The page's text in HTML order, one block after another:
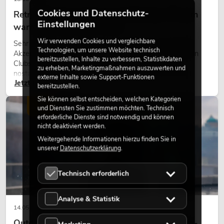
Retro-Licht im modernen Lichtdesign: Warum
warmes Licht wieder wirkt
Sehr warmes Licht, sichtbare Leuchtflächen und farbige
Akzente prägen viele aktuelle Lichtdesigns auf Bühnen, in
Clubs und bei Events. Retro-Licht ist dabei kein rein
nostalgischer Effekt, sondern ein bewusst eingesetztes
Gestaltungsmittel: Es schafft Atmosphäre, gibt Szenen
Charakter und kann technische LED-Setups emotionaler
wirken lassen.
Jetzt lesen
14.05.2026
LICHT
Cookies und Datenschutz-
Einstellungen
Wir verwenden Cookies und vergleichbare
Technologien, um unsere Website technisch
bereitzustellen, Inhalte zu verbessern, Statistikdaten
zu erheben, Marketingmaßnahmen auszuwerten und
externe Inhalte sowie Support-Funktionen
bereitzustellen.
Sie können selbst entscheiden, welchen Kategorien
und Diensten Sie zustimmen möchten. Technisch
erforderliche Dienste sind notwendig und können
nicht deaktiviert werden.
Weitergehende Informationen hierzu finden Sie in
unsererDatenschutzerklärung.
Technisch erforderlich
Analyse & Statistik